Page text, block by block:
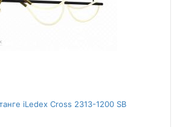
iLedex Cross 2313-1200 SB